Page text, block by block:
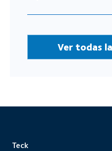
Ver todas
Teck